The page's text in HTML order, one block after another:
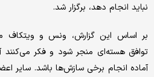
نباید انجام دهد، برگزار شد.
بر اساس این گزارش، ونس و ویتکاف
توافق هسته‌ای منجر شود و فکر می‌کنند
آماده انجام برخی سازش‌ها باشد. سایر